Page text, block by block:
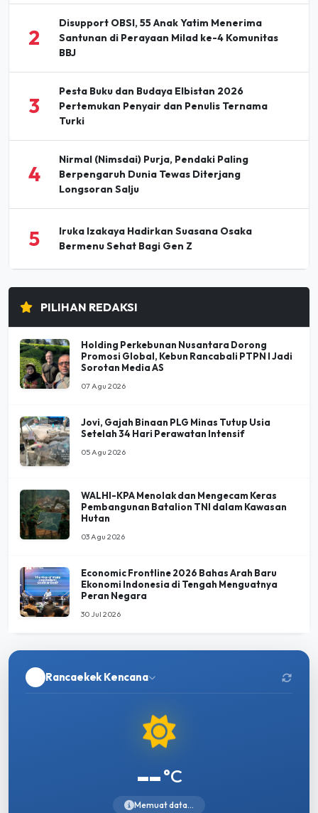
2
Disupport OBSI, 55 Anak Yatim Menerima
Santunan di Perayaan Milad ke-4 Komunitas
BBJ
3
Pesta Buku dan Budaya Elbistan 2026
Pertemukan Penyair dan Penulis Ternama
Turki
4
Nirmal (Nimsdai) Purja, Pendaki Paling
Berpengaruh Dunia Tewas Diterjang
Longsoran Salju
5
Iruka Izakaya Hadirkan Suasana Osaka
Bermenu Sehat Bagi Gen Z
PILIHAN REDAKSI
Holding Perkebunan Nusantara Dorong
Promosi Global, Kebun Rancabali PTPN I Jadi
Sorotan Media AS
07 Agu 2026
Jovi, Gajah Binaan PLG Minas Tutup Usia
Setelah 34 Hari Perawatan Intensif
05 Agu 2026
WALHI-KPA Menolak dan Mengecam Keras
Pembangunan Batalion TNI dalam Kawasan
Hutan
03 Agu 2026
Economic Frontline 2026 Bahas Arah Baru
Ekonomi Indonesia di Tengah Menguatnya
Peran Negara
30 Jul 2026
Rancaekek Kencana
--°C
Memuat data...